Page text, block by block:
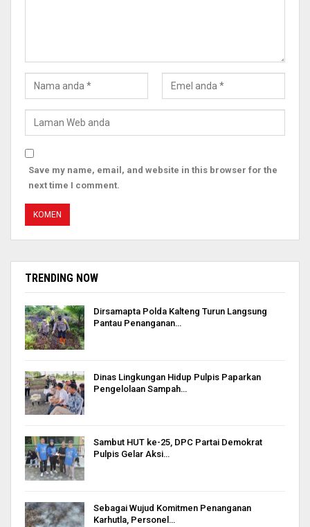
Save my name, email, and website in this browser for the
next time I comment.
TRENDING NOW
Dirsamapta Polda Kalteng Turun Langsung
Pantau Penanganan…
Dinas Lingkungan Hidup Pulpis Paparkan
Pengelolaan Sampah…
Sambut HUT ke-25, DPC Partai Demokrat
Pulpis Gelar Aksi…
Sebagai Wujud Komitmen Penanganan
Karhutla, Personel…